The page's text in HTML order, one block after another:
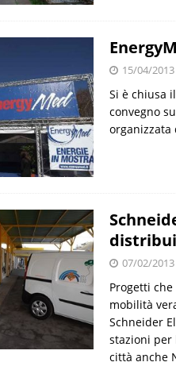
15/04/2013
Si è chiusa
convegno
organizzata
07/02/2013
Progetti
mobilità
Schneider
stazioni per
città anche